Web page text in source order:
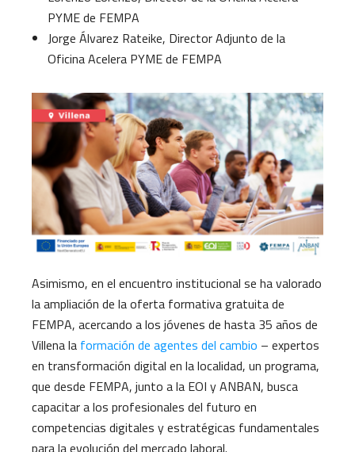
PYME de FEMPA
Jorge Álvarez Rateike, Director Adjunto de la
Oficina Acelera PYME de FEMPA
Asimismo, en el encuentro institucional se ha valorado
la ampliación de la oferta formativa gratuita de
FEMPA, acercando a los jóvenes de hasta 35 años de
Villena la formación de agentes del cambio – expertos
en transformación digital en la localidad, un programa,
que desde FEMPA, junto a la EOI y ANBAN, busca
capacitar a los profesionales del futuro en
competencias digitales y estratégicas fundamentales